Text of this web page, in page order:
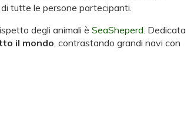
tutte le persone partecipanti.
degli animali è SeaSheperd . Dedicata
il mondo , contrastando grandi navi con